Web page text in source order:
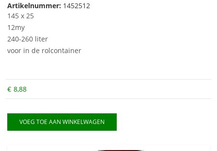
Artikelnummer: 1452512
145 x 25
12my
240-260 liter
voor in de rolcontainer
€ 8,88
VOEG TOE AAN WINKELWAGEN